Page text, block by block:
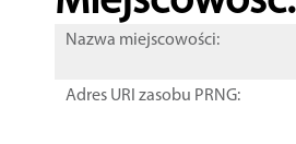
Nazwa miejscowości:
Adres URI zasobu PRNG: